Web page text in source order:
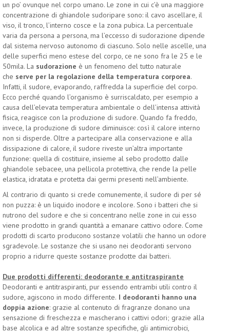
un po’ ovunque nel corpo umano. Le zone in cui c’è una maggiore
concentrazione di ghiandole sudoripare sono: il cavo ascellare, il
viso, il tronco, l’interno cosce e la zona pubica. La percentuale
varia da persona a persona, ma l’eccesso di sudorazione dipende
dal sistema nervoso autonomo di ciascuno. Solo nelle ascelle, una
delle superfici meno estese del corpo, ce ne sono fra le 25 e le
50mila. La sudorazione è un fenomeno del tutto naturale
che serve per la regolazione della temperatura corporea.
Infatti, il sudore, evaporando, raffredda la superficie del corpo.
Ecco perché quando l’organismo è surriscaldato, per esempio a
causa dell’elevata temperatura ambientale o dell’intensa attività
fisica, reagisce con la produzione di sudore. Quando fa freddo,
invece, la produzione di sudore diminuisce: così il calore interno
non si disperde. Oltre a partecipare alla conservazione e alla
dissipazione di calore, il sudore riveste un’altra importante
funzione: quella di costituire, insieme al sebo prodotto dalle
ghiandole sebacee, una pellicola protettiva, che rende la pelle
elastica, idratata e protetta dai germi presenti nell’ambiente.
Al contrario di quanto si crede comunemente, il sudore di per sé
non puzza: è un liquido inodore e incolore. Sono i batteri che si
nutrono del sudore e che si concentrano nelle zone in cui esso
viene prodotto in grandi quantità a emanare cattivo odore. Come
prodotti di scarto producono sostanze volatili che hanno un odore
sgradevole. Le sostanze che si usano nei deodoranti servono
proprio a ridurre queste sostanze prodotte dai batteri.
Due prodotti differenti: deodorante e antitraspirante
Deodoranti e antitraspiranti, pur essendo entrambi utili contro il
sudore, agiscono in modo differente. I deodoranti hanno una
doppia azione: grazie al contenuto di fragranze donano una
sensazione di freschezza e mascherano i cattivi odori; grazie alla
base alcolica e ad altre sostanze specifiche, gli antimicrobici,